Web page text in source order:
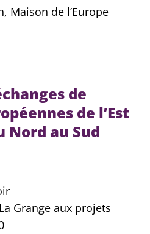
Maison de l’Europe
de
de l’Est
Nord au Sud
Grange aux projets